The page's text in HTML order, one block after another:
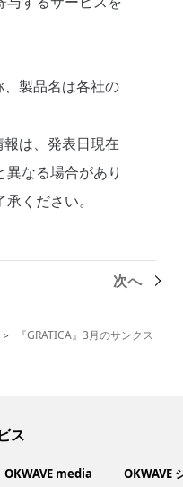
製品名は各社の
は、発表日現在
なる場合があり
ください。
次へ
>
『GRATICA』3月のサンクス
ス
OKWAVE media OKWAVE